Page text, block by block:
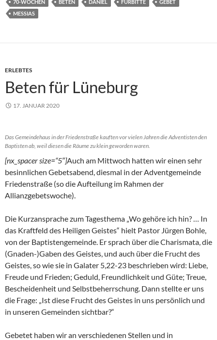
70-WOCHEN BETEN DANIEL FÜRBITTE
GEBET
MESSIAS
ERLEBTES
Beten für Lüneburg
17. JANUAR 2020
Das Gemeindehaus in der Friedenstraße kauften vor vielen Jahren die Adventisten den
Baptisten ab, weil diesen die Räume zu klein geworden waren.
[nx_spacer size=“5″]Auch am Mittwoch hatten wir einen sehr
besinnlichen Gebetsabend, diesmal in der Adventgemeinde
Friedenstraße (so die Aufteilung im Rahmen der
Allianzgebetswoche).
Die Kurzansprache zum Tagesthema „Wo gehöre ich hin? … In
das Kraftfeld des Heiligen Geistes“ hielt Pastor Jürgen Bohle,
von der Baptistengemeinde. Er sprach über die Charismata, die
(Gnaden-)Gaben des Geistes, und auch über die Frucht des
Geistes, so wie sie in Galater 5,22-23 beschrieben wird: Liebe,
Freude und Frieden; Geduld, Freundlichkeit und Güte; Treue,
Bescheidenheit und Selbstbeherrschung. Dann stellte er uns
die Frage: „Ist diese Frucht des Geistes in uns persönlich und
in unseren Gemeinden sichtbar?“
Gebetet haben wir an verschiedenen Stellen und in